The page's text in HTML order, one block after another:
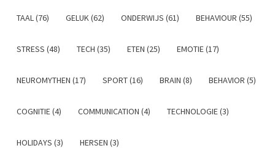
TAAL (76) GELUK (62) ONDERWIJS (61) BEHAVIOUR (55)
STRESS (48) TECH (35) ETEN (25) EMOTIE (17)
NEUROMYTHEN (17) SPORT (16) BRAIN (8) BEHAVIOR (5)
COGNITIE (4) COMMUNICATION (4) TECHNOLOGIE (3)
HOLIDAYS (3) HERSEN (3)